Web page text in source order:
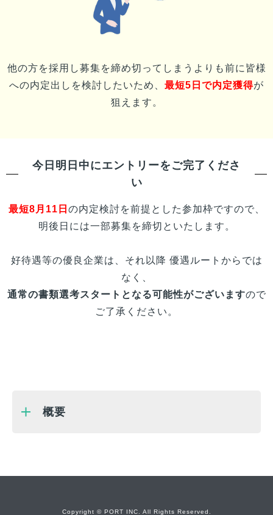
他の方を採用し募集を締め切ってしまうよりも前に 皆様
への内定出しを検討したいため、 最短5日で内定獲得が
狙えます。
今日明日中にエントリーをご完了くださ
い
最短8月11日 の内定検討を前提とした参加枠ですので、
明後日には一部募集を締切といたします。
好待遇等の優良企業は、それ以降 優遇ルートからでは
なく、
通常の書類選考スタートとなる可能性がございますので
ご了承ください。
概要
Copyright © PORT INC. All Rights Reserved.